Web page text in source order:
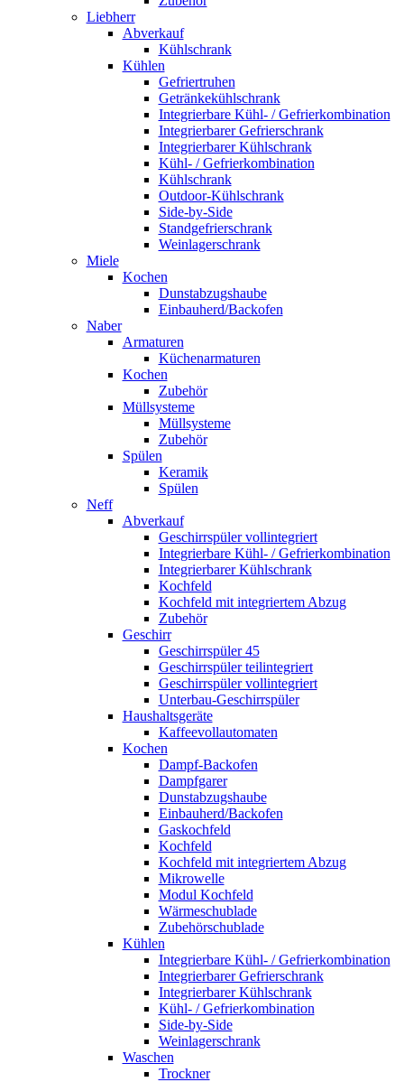
Liebherr
Abverkauf
Kühlschrank
Kühlen
Gefriertruhen
Getränkekühlschrank
Integrierbare Kühl- / Gefrierkombination
Integrierbarer Gefrierschrank
Integrierbarer Kühlschrank
Kühl- / Gefrierkombination
Kühlschrank
Outdoor-Kühlschrank
Side-by-Side
Standgefrierschrank
Weinlagerschrank
Miele
Kochen
Dunstabzugshaube
Einbauherd/Backofen
Naber
Armaturen
Küchenarmaturen
Kochen
Zubehör
Müllsysteme
Müllsysteme
Zubehör
Spülen
Keramik
Spülen
Neff
Abverkauf
Geschirrspüler vollintegriert
Integrierbare Kühl- / Gefrierkombination
Integrierbarer Kühlschrank
Kochfeld
Kochfeld mit integriertem Abzug
Zubehör
Geschirr
Geschirrspüler 45
Geschirrspüler teilintegriert
Geschirrspüler vollintegriert
Unterbau-Geschirrspüler
Haushaltsgeräte
Kaffeevollautomaten
Kochen
Dampf-Backofen
Dampfgarer
Dunstabzugshaube
Einbauherd/Backofen
Gaskochfeld
Kochfeld
Kochfeld mit integriertem Abzug
Mikrowelle
Modul Kochfeld
Wärmeschublade
Zubehörschublade
Kühlen
Integrierbare Kühl- / Gefrierkombination
Integrierbarer Gefrierschrank
Integrierbarer Kühlschrank
Kühl- / Gefrierkombination
Side-by-Side
Weinlagerschrank
Waschen
Trockner